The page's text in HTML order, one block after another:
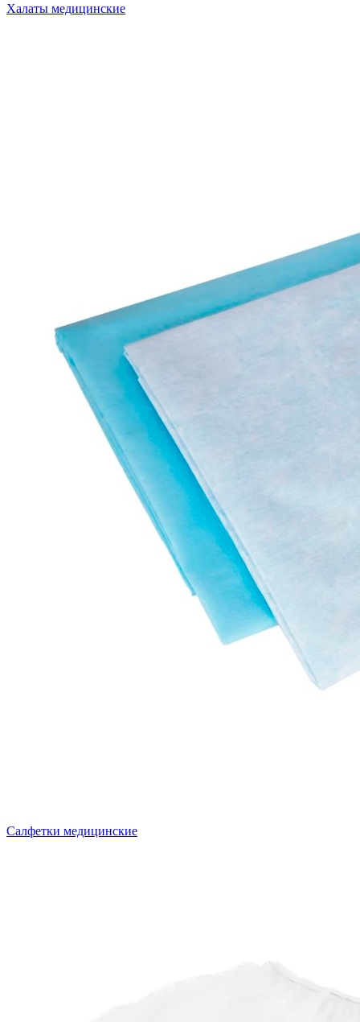
Халаты медицинские
Салфетки медицинские